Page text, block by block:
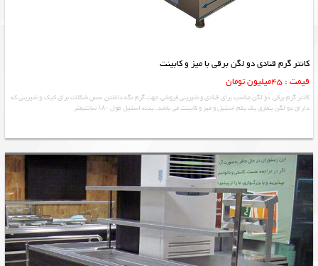
کانتر گرم قنادی دو لگن برقی با میز و کابینت
قیمت : 45میلیون تومان
کانتر گرم برقی دو لگن مناسب برای قنادی و شیرینی فروشی جهت گرم نگه داشتن سس شکلات برای کیک و شیرینی که
دارای دو لگن بنماری یک یکم استیل و میز و کابینت می باشد. بدنه استیل طول ۱۸۰ سانتیمتر